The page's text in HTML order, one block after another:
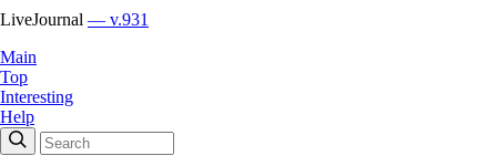
LiveJournal — v.931
Main
Top
Interesting
Help